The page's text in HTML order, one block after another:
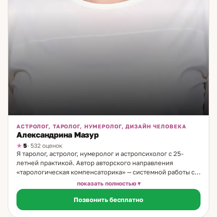
АСТРОЛОГ, ТАРОЛОГ, НУМЕРОЛОГ, ДИЗАЙН ЧЕЛОВЕКА
Александрина Мазур
5· 532 оценок
Я таролог, астролог, нумеролог и астропсихолог с 25-
летней практикой. Автор авторского направления
«тарологическая компенсаторика» — системной работы с
теневой стороной личности через астрологию. Что такое
тарологическая компенсаторика. Это направление
работает с теми паттернами и реакциями человека,
которые обычно остаются в слепой зоне — но именно они
показать полностью
Позвонить бесплатно